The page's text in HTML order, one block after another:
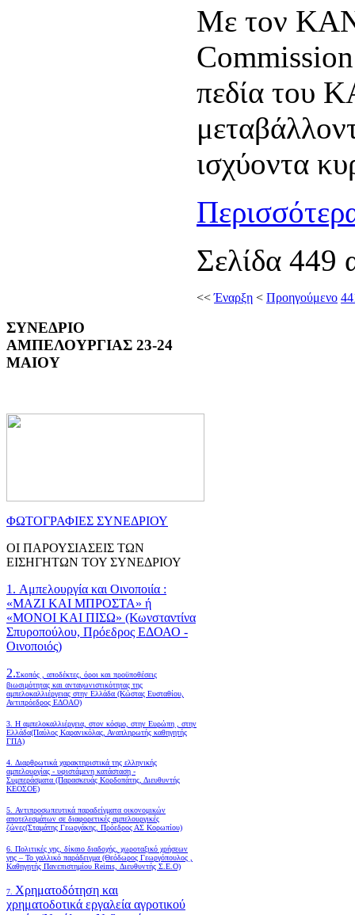
Με τον
Commission
πεδία του
ισχύοντα
Σελίδα 449
<<Έναρξη < Προηγούμενο
ΣΥΝΕΔΡΙΟ
ΑΜΠΕΛΟΥΡΓΙΑΣ 23-24
ΜΑΙΟΥ
ΦΩΤΟΓΡΑΦΙΕΣ ΣΥΝΕΔΡΙΟΥ
ΟΙ ΠΑΡΟΥΣΙΑΣΕΙΣ ΤΩΝ
ΕΙΣΗΓΗΤΩΝ ΤΟΥ ΣΥΝΕΔΡΙΟΥ
1. Αμπελουργία και Οινοποιία :
«ΜΑΖΙ ΚΑΙ ΜΠΡΟΣΤΑ» ή
«ΜΟΝΟΙ ΚΑΙ ΠΙΣΩ» (Κωνσταντίνα
Σπυροπούλου, Πρόεδρος ΕΔΟΑΟ -
Οινοποιός)
2.Σκοπός , αποδέκτες, όροι και προϋποθέσεις
βιωσιμότητας και ανταγωνιστικότητας της
αμπελοκαλλιέργειας στην Ελλάδα (Κώστας Ευσταθίου,
Αντιπρόεδρος ΕΔΟΑΟ)
3. Η αμπελοκαλλιέργεια, στον κόσμο, στην Ευρώπη , στην
Ελλάδα(Παύλος Καρανικόλας, Αναπληρωτής καθηγητής
ΓΠΑ)
4. Διαρθρωτικά χαρακτηριστικά της ελληνικής
αμπελουργίας - υφιστάμενη κατάσταση -
Συμπεράσματα (Παρασκευάς Κορδοπάτης, Διευθυντής
ΚΕΟΣΟΕ)
5. Αντιπροσωπευτικά παραδείγματα οικονομικών
αποτελεσμάτων σε διαφορετικές αμπελουργικές
ζώνες(Σταμάτης Γεωργάκης, Πρόεδρος ΑΣ Κορωπίου)
6. Πολιτικές γης, δίκαιο διαδοχής, χωροταξικό χρήσεων
γης – Το γαλλικό παράδειγμα (Θεόδωρος Γεωργόπουλος ,
Καθηγητής Πανεπιστημίου Reims, Διευθυντής Σ.Ε.Ο)
7. Χρηματοδότηση και
χρηματοδοτικά εργαλεία αγροτικού